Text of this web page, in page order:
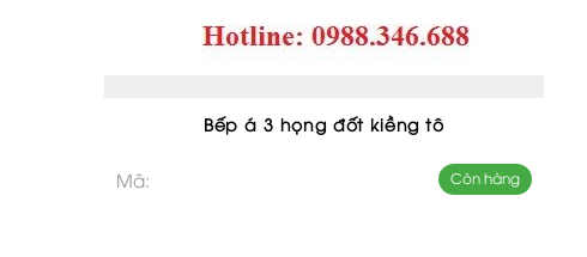
Bếp á 3 họng đốt kiềng tô
Mã: Còn hàng